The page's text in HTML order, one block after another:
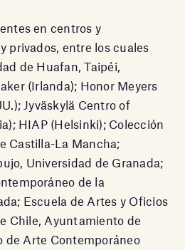
en centros y
privados, entre los cuales
de Huafan, Taipéi,
(Irlanda); Honor Meyers
Jyväskylä Centro of
HIAP (Helsinki); Colección
Castilla-La Mancha;
Universidad de Granada;
de la
Escuela de Artes y Oficios
Chile, Ayuntamiento de
de Arte Contemporáneo